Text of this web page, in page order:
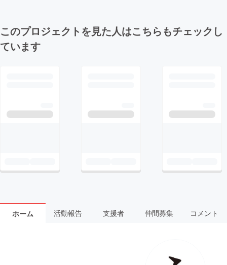
このプロジェクトを見た人はこちらもチェックし
ています
ホーム 活動報告 支援者 仲間募集 コメント